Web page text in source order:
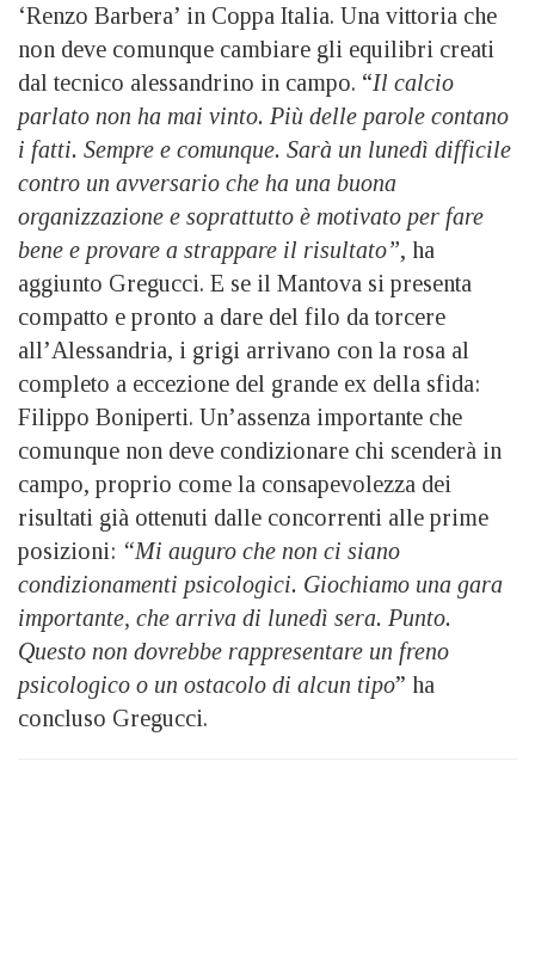
‘Renzo Barbera’ in Coppa Italia. Una vittoria che
non deve comunque cambiare gli equilibri creati
dal tecnico alessandrino in campo. “Il calcio
parlato non ha mai vinto. Più delle parole contano
i fatti. Sempre e comunque. Sarà un lunedì difficile
contro un avversario che ha una buona
organizzazione e soprattutto è motivato per fare
bene e provare a strappare il risultato”, ha
aggiunto Gregucci. E se il Mantova si presenta
compatto e pronto a dare del filo da torcere
all’Alessandria, i grigi arrivano con la rosa al
completo a eccezione del grande ex della sfida:
Filippo Boniperti. Un’assenza importante che
comunque non deve condizionare chi scenderà in
campo, proprio come la consapevolezza dei
risultati già ottenuti dalle concorrenti alle prime
posizioni: “Mi auguro che non ci siano
condizionamenti psicologici. Giochiamo una gara
importante, che arriva di lunedì sera. Punto.
Questo non dovrebbe rappresentare un freno
psicologico o un ostacolo di alcun tipo” ha
concluso Gregucci.